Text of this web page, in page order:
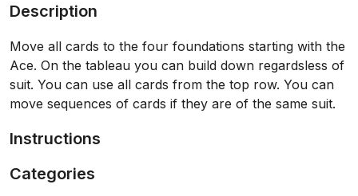
Description
Move all cards to the four foundations starting with the
Ace. On the tableau you can build down regardsless of
suit. You can use all cards from the top row. You can
move sequences of cards if they are of the same suit.
Instructions
Categories